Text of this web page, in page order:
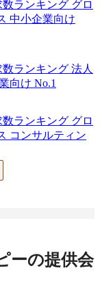
ランキング グロ
中小企業向け
ランキング 法人
向け No.1
ランキング グロ
コンサルティン
ーの提供会